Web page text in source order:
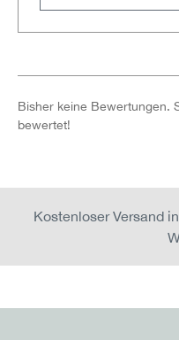
Bisher keine Bewertungen.
bewertet!
Kostenloser Versand